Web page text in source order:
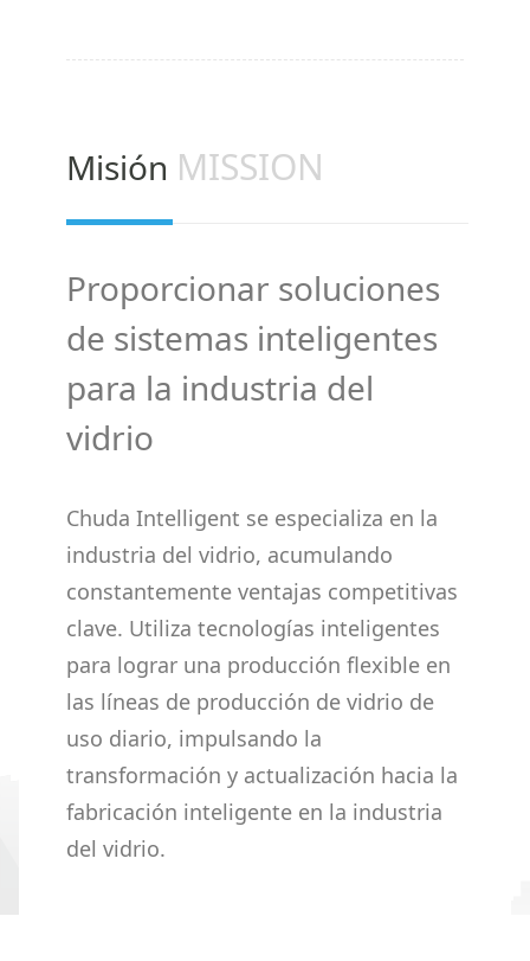
Misión MISSION
Proporcionar soluciones
de sistemas inteligentes
para la industria del
vidrio
Chuda Intelligent se especializa en la
industria del vidrio, acumulando
constantemente ventajas competitivas
clave. Utiliza tecnologías inteligentes
para lograr una producción flexible en
las líneas de producción de vidrio de
uso diario, impulsando la
transformación y actualización hacia la
fabricación inteligente en la industria
del vidrio.